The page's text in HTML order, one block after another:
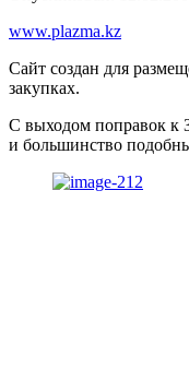
www.plazma.kz
Сайт создан для
закупках.
С выходом поправок к
и большинство